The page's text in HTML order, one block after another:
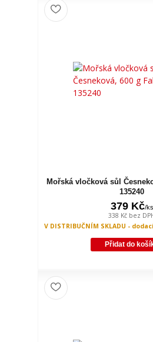
Mořská vločková sůl
135240
379 Kč/ks
338 Kč bez
V DISTRIBUČNÍM SKLADU -
Přidat do